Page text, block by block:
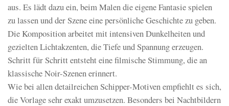
aus. Es lädt dazu ein, beim Malen die eigene Fantasie spielen
zu lassen und der Szene eine persönliche Geschichte zu geben.
Die Komposition arbeitet mit intensiven Dunkelheiten und
gezielten Lichtakzenten, die Tiefe und Spannung erzeugen.
Schritt für Schritt entsteht eine filmische Stimmung, die an
klassische Noir-Szenen erinnert.
Wie bei allen detailreichen Schipper-Motiven empfiehlt es sich,
die Vorlage sehr exakt umzusetzen. Besonders bei Nachtbildern